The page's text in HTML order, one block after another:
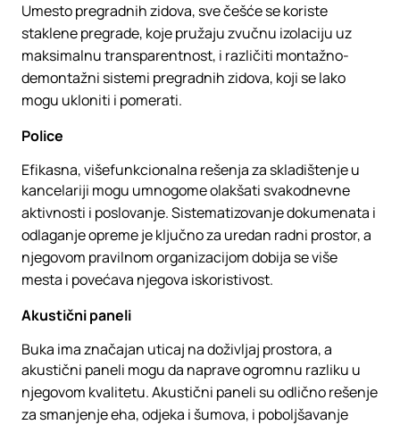
Umesto pregradnih zidova, sve češće se koriste
staklene pregrade, koje pružaju zvučnu izolaciju uz
maksimalnu transparentnost, i različiti montažno-
demontažni sistemi pregradnih zidova, koji se lako
mogu ukloniti i pomerati.
Police
Efikasna, višefunkcionalna rešenja za skladištenje u
kancelariji mogu umnogome olakšati svakodnevne
aktivnosti i poslovanje. Sistematizovanje dokumenata i
odlaganje opreme je ključno za uredan radni prostor, a
njegovom pravilnom organizacijom dobija se više
mesta i povećava njegova iskoristivost.
Akustični paneli
Buka ima značajan uticaj na doživljaj prostora, a
akustični paneli mogu da naprave ogromnu razliku u
njegovom kvalitetu. Akustični paneli su odlično rešenje
za smanjenje eha, odjeka i šumova, i poboljšavanje